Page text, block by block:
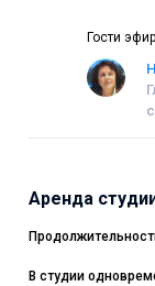
Гости
Аренда
В студии